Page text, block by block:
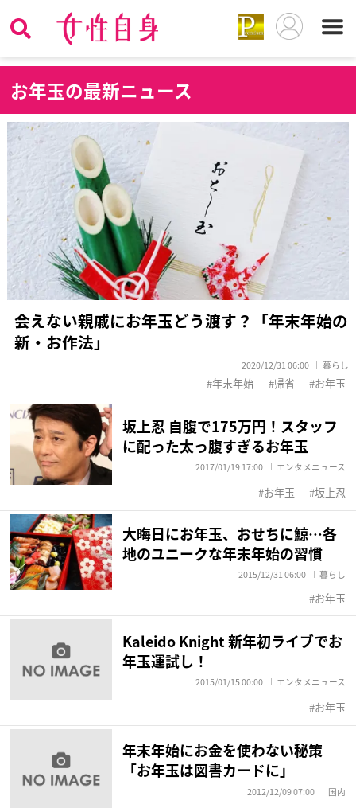
お年玉の最新ニュース
会えない親戚にお年玉どう渡す？「年末年始の
新・お作法」
2020/12/31 06:00 暮らし
年末年始 帰省 お年玉
坂上忍 自腹で175万円！スタッフ
に配った太っ腹すぎるお年玉
2017/01/19 17:00 エンタメニュース
お年玉 坂上忍
大晦日にお年玉、おせちに鯨…各
地のユニークな年末年始の習慣
2015/12/31 06:00 暮らし
お年玉
Kaleido Knight 新年初ライブでお
年玉運試し！
2015/01/15 00:00 エンタメニュース
お年玉
年末年始にお金を使わない秘策
「お年玉は図書カードに」
2012/12/09 07:00 国内